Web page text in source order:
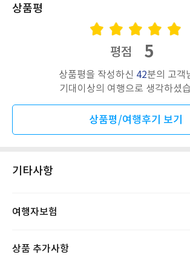
상품평
평점 5
상품평을 작성하신 42분의 고객
기대이상의 여행으로 생각하셨
상품평/여행후기 보기
기타사항
여행자보험
상품 추가사항